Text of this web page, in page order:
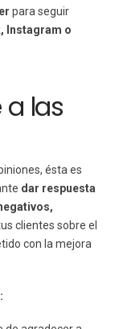
para seguir
Instagram o
las
ésta es
dar respuesta
clientes sobre el
con la mejora